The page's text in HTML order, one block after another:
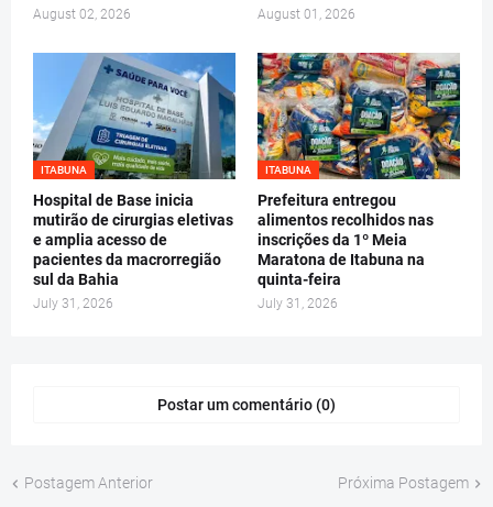
August 02, 2026 August 01, 2026
ITABUNA
Hospital de Base inicia
mutirão de cirurgias eletivas
e amplia acesso de
pacientes da macrorregião
sul da Bahia
July 31, 2026
ITABUNA
Prefeitura entregou
alimentos recolhidos nas
inscrições da 1º Meia
Maratona de Itabuna na
quinta-feira
July 31, 2026
Postar um comentário (0)
Postagem Anterior Próxima Postagem